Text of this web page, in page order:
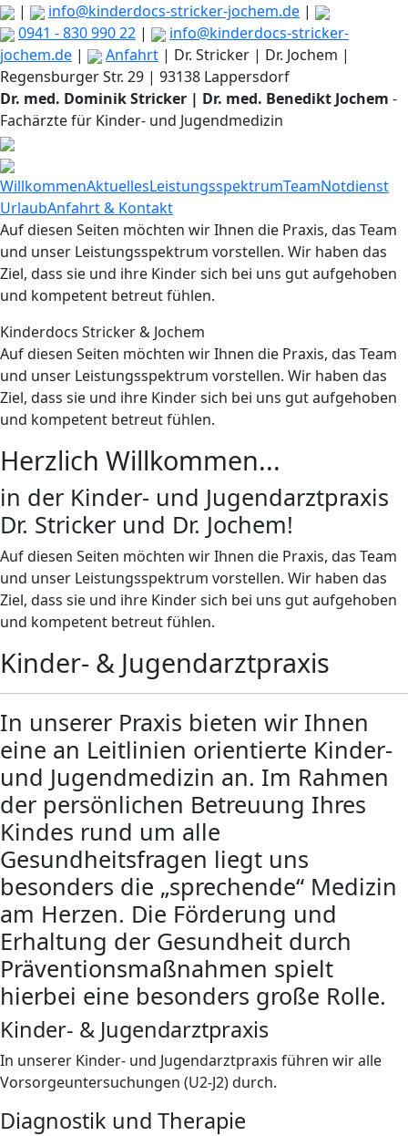
| info@kinderdocs-stricker-jochem.de |
0941 - 830 990 22 |
info@kinderdocs-stricker-
jochem.de | Anfahrt | Dr. Stricker | Dr. Jochem |
Regensburger Str. 29 | 93138 Lappersdorf
Dr. med. Dominik Stricker | Dr. med. Benedikt Jochem -
Fachärzte für Kinder- und Jugendmedizin
WillkommenAktuellesLeistungsspektrumTeamNotdienst
UrlaubAnfahrt & Kontakt
Auf diesen Seiten möchten wir Ihnen die Praxis, das Team
und unser Leistungsspektrum vorstellen. Wir haben das
Ziel, dass sie und ihre Kinder sich bei uns gut aufgehoben
und kompetent betreut fühlen.
Kinderdocs Stricker & Jochem
Auf diesen Seiten möchten wir Ihnen die Praxis, das Team
und unser Leistungsspektrum vorstellen. Wir haben das
Ziel, dass sie und ihre Kinder sich bei uns gut aufgehoben
und kompetent betreut fühlen.
Herzlich Willkommen...
in der Kinder- und Jugendarztpraxis
Dr. Stricker und Dr. Jochem!
Auf diesen Seiten möchten wir Ihnen die Praxis, das Team
und unser Leistungsspektrum vorstellen. Wir haben das
Ziel, dass sie und ihre Kinder sich bei uns gut aufgehoben
und kompetent betreut fühlen.
Kinder- & Jugendarztpraxis
In unserer Praxis bieten wir Ihnen
eine an Leitlinien orientierte Kinder-
und Jugendmedizin an. Im Rahmen
der persönlichen Betreuung Ihres
Kindes rund um alle
Gesundheitsfragen liegt uns
besonders die „sprechende“ Medizin
am Herzen. Die Förderung und
Erhaltung der Gesundheit durch
Präventionsmaßnahmen spielt
hierbei eine besonders große Rolle.
Kinder- & Jugendarztpraxis
In unserer Kinder- und Jugendarztpraxis führen wir alle
Vorsorgeuntersuchungen (U2-J2) durch.
Diagnostik und Therapie